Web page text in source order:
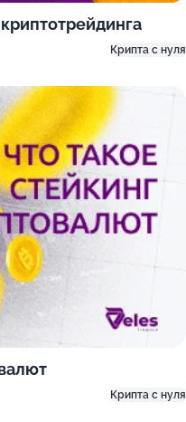
Крипта с нуля
Крипта с нуля